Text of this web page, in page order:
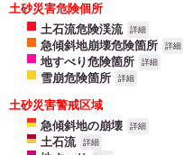
土砂災害危険個所
土石流危険渓流
詳細
急傾斜地崩壊危険箇所 詳細
地すべり危険箇所 詳細
雪崩危険箇所 詳細
土砂災害警戒区域
急傾斜地の崩壊
詳細
土石流 詳細